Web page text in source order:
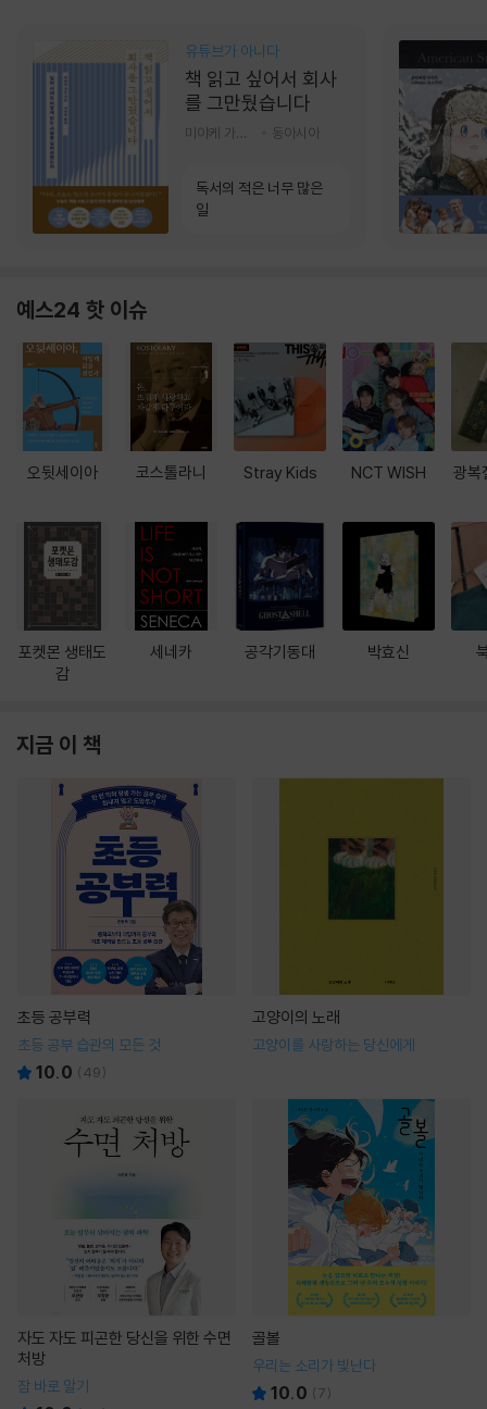
유튜브가 아니다
책 읽고 싶어서 회사
를 그만뒀습니다
동아시아
독서의 적은 너무 많은
일
예스24 핫 이슈
오뒷세이아
포켓몬 생태도
감
코스톨라니
세네카
Stray Kids
공각기동대
NCT WISH
박효신
광복
지금 이 책
초등 공부력
초등 공부 습관의 모든 것
10.0 (49)
고양이의 노래
고양이를 사랑하는 당신에게
자도 자도 피곤한 당신을 위한 수면
처방
잠 바로 알기
골볼
우리는 소리가 빛난다
10.0 (7)